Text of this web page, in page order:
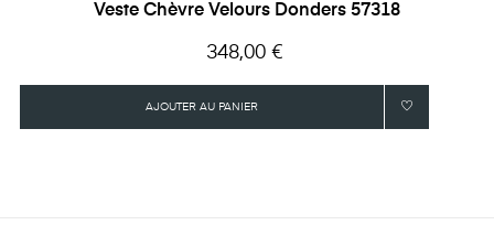
Veste Chèvre Velours Donders 57318
Prix
348,00 €
AJOUTER AU PANIER